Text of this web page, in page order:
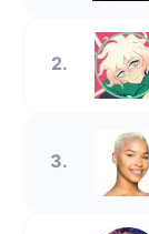
2.
3.